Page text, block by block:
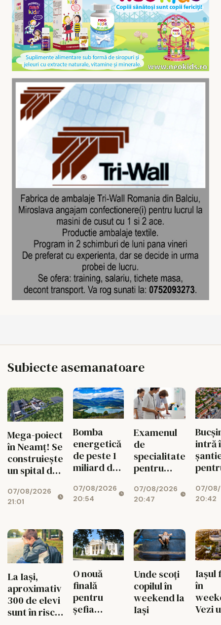
Subiecte asemanatoare
Mega-poiect
în Neamț! Se
construiește
un spital de
miliarde de
lei, cu 469
07/08/2026
21:01
Bomba
energetică
de peste 1
miliard de
Bicaz! Un
munte va
centrală
uriașă de
340 MW
07/08/2026
20:54
Examenul
de
specialitate
pentru
schimbă
radical din
07/08/2026
20:47
intră
07/
20:42
La Iași,
aproximativ
300 de elevi
sunt în risc
O nouă
finală
pentru
șefia
Unde scoți
copilul în
weekend la
Iași
Iașul
în
Vezi